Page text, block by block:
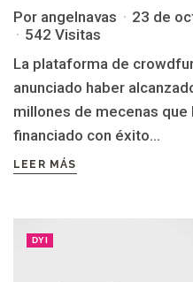
Por angelnavas
23 de
542 Visitas
La plataforma de
anunciado haber
millones de mecenas que
financiado con éxito...
LEER MÁS
DYI